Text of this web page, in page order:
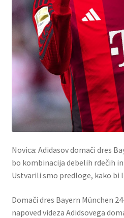
Novica: Adidasov domači dres
bo kombinacija debelih rdečih
Ustvarili smo predloge, kako bi
Domači dres Bayern München
napoved videza Adidsovega